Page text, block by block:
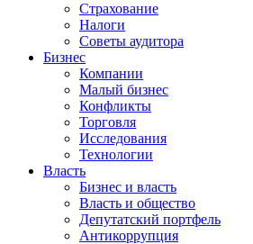
Страхование
Налоги
Советы аудитора
Бизнес
Компании
Малый бизнес
Конфликты
Торговля
Исследования
Технологии
Власть
Бизнес и власть
Власть и общество
Депутатский портфель
Антикоррупция